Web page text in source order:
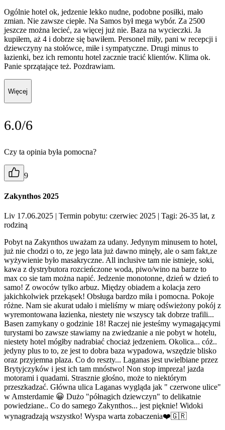
Ogólnie hotel ok, jedzenie lekko nudne, podobne posiłki, mało
zmian. Nie zawsze ciepłe. Na Samos był mega wybór. Za 2500
jeszcze można lecieć, za więcej już nie. Baza na wycieczki. Ja
kupiłem, aż 4 i dobrze się bawiłem. Personel miły, pani w recepcji i
dziewczyny na stołówce, miłe i sympatyczne. Drugi minus to
łazienki, bez ich remontu hotel zacznie tracić klientów. Klima ok.
Panie sprzątające też. Pozdrawiam.
Więcej
6.0/6
Czy ta opinia była pomocna?
9
Zakynthos 2025
Liv 17.06.2025 | Termin pobytu: czerwiec 2025 | Tagi: 26-35 lat, z
rodziną
Pobyt na Zakynthos uważam za udany. Jedynym minusem to hotel,
już nie chodzi o to, ze jego lata już dawno minęły, ale o sam fakt,ze
wyżywienie było masakryczne. All inclusive tam nie istnieje, soki,
kawa z dystrybutora rozcieńczone woda, piwo/wino na barze to
max co sie tam można napić. Jedzenie monotonne, dzień w dzień to
samo! Z owoców tylko arbuz. Między obiadem a kolacja zero
jakichkolwiek przekąsek! Obsługa bardzo miła i pomocna. Pokoje
różne. Nam sie akurat udało i mieliśmy w miarę odświeżony pokój z
wyremontowana łazienka, niestety nie wszyscy tak dobrze trafili...
Basen zamykany o godzinie 18! Raczej nie jesteśmy wymagającymi
turystami bo zawsze stawiamy na zwiedzanie a nie pobyt w hotelu,
niestety hotel mógłby nadrabiać chociaż jedzeniem. Okolica... cóż..
jedyny plus to to, ze jest to dobra baza wypadowa, wszędzie blisko
oraz przyjemna plaza. Co do reszty... Laganas jest uwielbiane przez
Brytyjczyków i jest ich tam mnóstwo! Non stop impreza! jazda
motorami i quadami. Strasznie głośno, może to niektórym
przeszkadzać. Główna ulica Laganas wygląda jak " czerwone ulice"
w Amsterdamie 😀 Dużo "półnagich dziewczyn" to delikatnie
powiedziane.. Co do samego Zakynthos... jest pięknie! Widoki
wynagradzają wszystko! Wyspa warta zobaczenia❤️🇬🇷